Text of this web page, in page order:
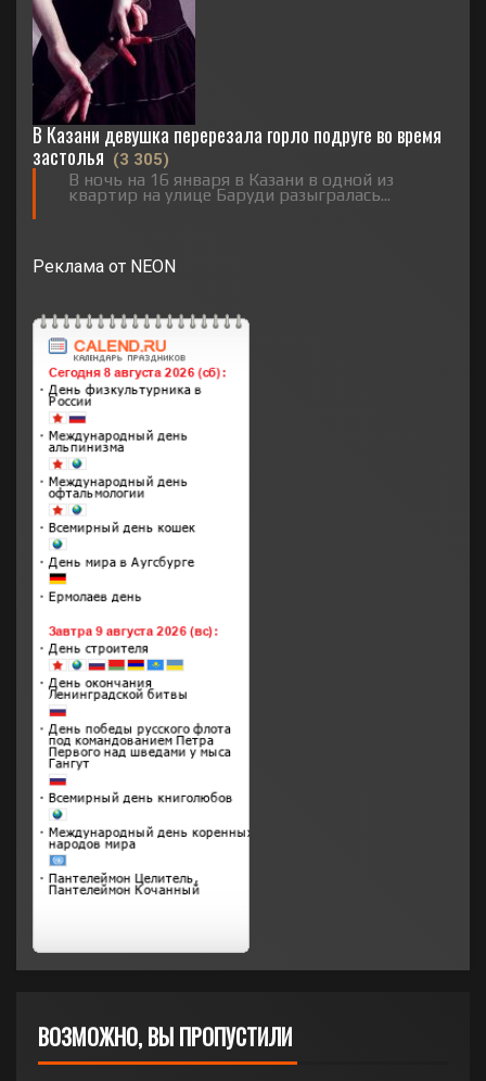
В Казани девушка перерезала горло подруге во время
застолья (3 305)
В ночь на 16 января в Казани в одной из
квартир на улице Баруди разыгралась...
Реклама от NEON
ВОЗМОЖНО, ВЫ ПРОПУСТИЛИ